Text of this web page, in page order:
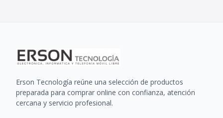
Erson Tecnología reúne una selección de productos
preparada para comprar online con confianza, atención
cercana y servicio profesional.